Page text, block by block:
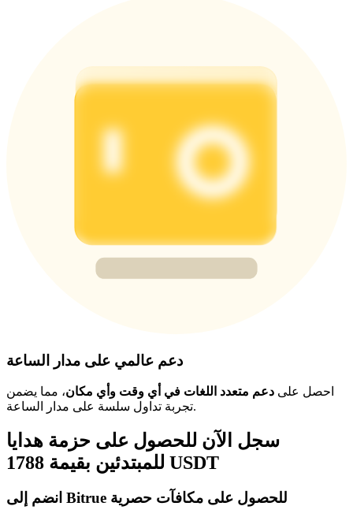
دعم عالمي على مدار الساعة
احصل على دعم متعدد اللغات في أي وقت وأي مكان، مما يضمن
تجربة تداول سلسة على مدار الساعة.
سجل الآن للحصول على حزمة هدايا
للمبتدئين بقيمة 1788 USDT
انضم إلى Bitrue للحصول على مكافآت حصرية